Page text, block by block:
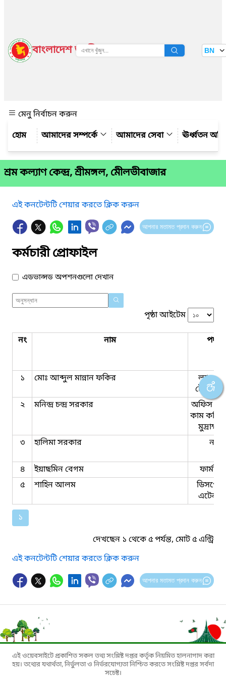
বাংলাদেশ জাতীয় তথ্য বাতায়ন BN
মেনু নির্বাচন করুন
আমাদের সম্পর্কে
আমাদের সেবা ঊর্ধ্বতন
শ্রম কল্যাণ কেন্দ্র, শ্রীমঙ্গল, মেীলভীবাজার
এই কনটেন্টটি শেয়ার করতে ক্লিক করুন
আপনার মতামত প্রদান করুন
কর্মচারী প্রোফাইল
এডভান্সড অপশনগুলো দেখান
পৃষ্ঠা আইটেম
নং নাম পদবি
১ মোঃ আব্দুল মান্নান ফকির
২
মনিন্দ্র চন্দ্র সরকার
অফিস
কাম
৩
হালিমা সরকার নার্স
৪ ইয়াছমিন বেগম
৫
শাহিন আলম
১
দেখছেন ১ থেকে ৫ পর্যন্ত, মোট ৫ এন্ট্রি
এই কনটেন্টটি শেয়ার করতে ক্লিক করুন
আপনার মতামত প্রদান করুন
এই ওয়েবসাইটে প্রকাশিত সকল তথ্য সংশ্লিষ্ট দপ্তর কর্তৃক নিয়মিত হালনাগাদ করা
হয়। তথ্যের যথার্থতা, নির্ভুলতা ও নির্ভরযোগ্যতা নিশ্চিত করতে সংশ্লিষ্ট দপ্তর সর্বদা
সচেষ্ট।